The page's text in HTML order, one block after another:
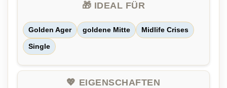
🎁 IDEAL FÜR
Golden Ager goldene Mitte Midlife Crises
Single
💖 EIGENSCHAFTEN